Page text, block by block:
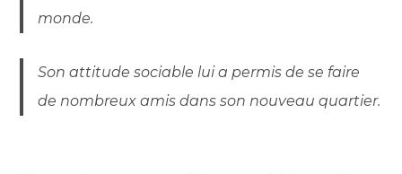
monde.
Son attitude sociable lui a permis de se faire
de nombreux amis dans son nouveau quartier.